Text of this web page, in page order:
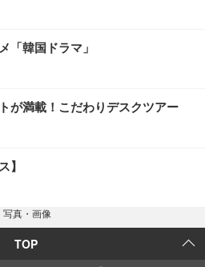
「韓国ドラマ」
が満載！こだわりデスクツアー
】
写真・画像
TOP